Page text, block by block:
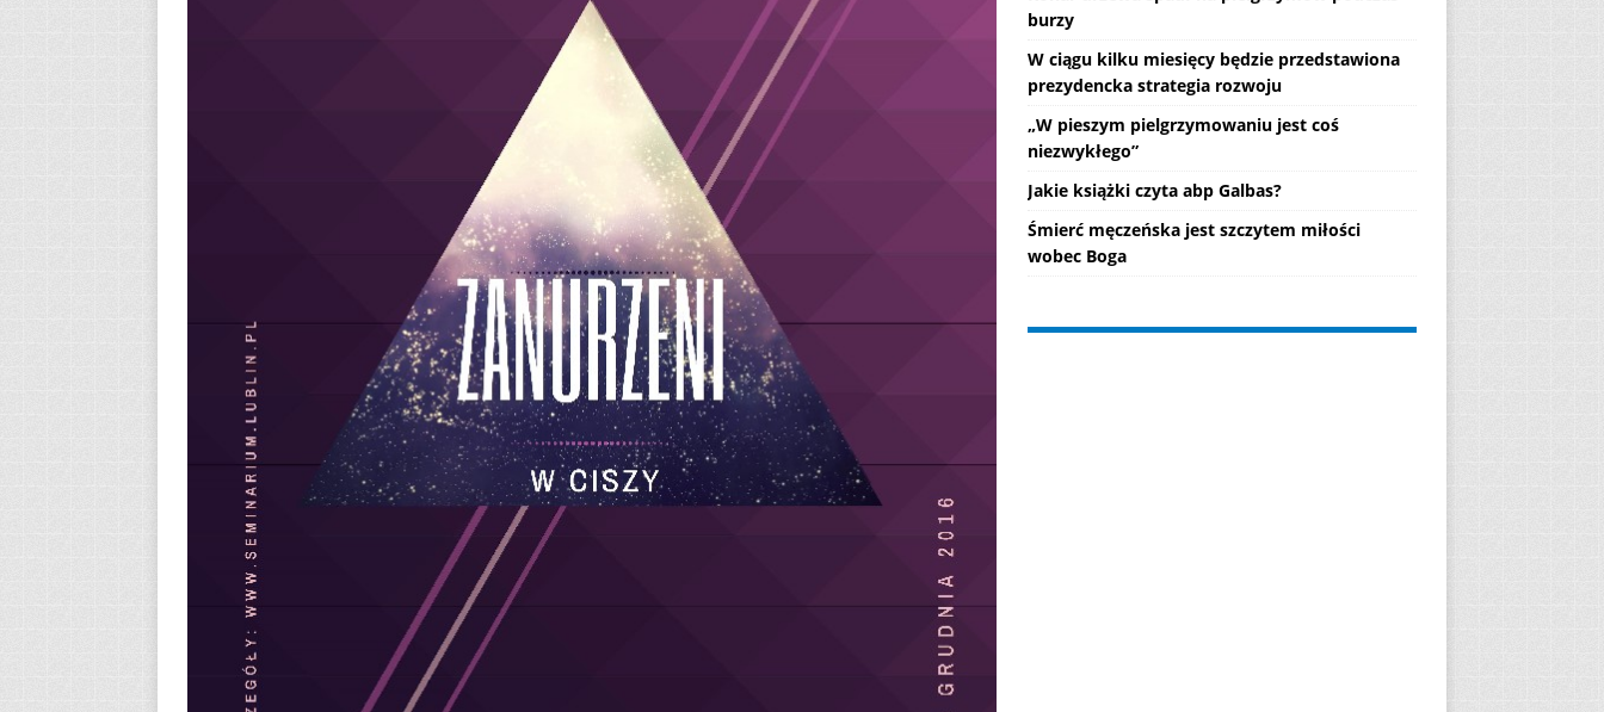
burzy
W ciągu kilku miesięcy będzie przedstawiona
prezydencka strategia rozwoju
„W pieszym pielgrzymowaniu jest coś
niezwykłego”
Jakie książki czyta abp Galbas?
Śmierć męczeńska jest szczytem miłości
wobec Boga